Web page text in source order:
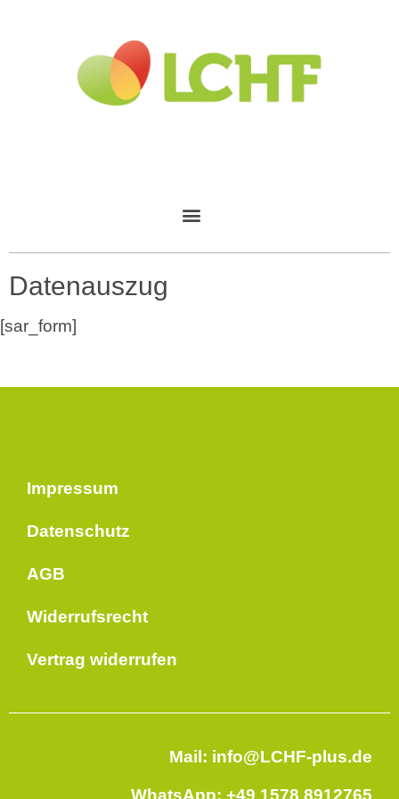
Datenauszug
[sar_form]
Impressum
Datenschutz
AGB
Widerrufsrecht
Vertrag widerrufen
Mail: info@LCHF-plus.de
WhatsApp: +49 1578 8912765